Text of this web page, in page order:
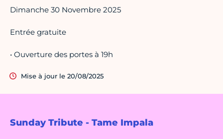
Sunday Tribute - Tame Impala
Dimanche 30 Novembre 2025
Entrée gratuite
• Ouverture des portes à 19h
Mise à jour le 20/08/2025